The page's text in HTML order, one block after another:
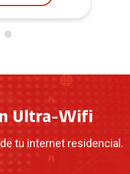
Ultra-Wifi
tu internet residencial.